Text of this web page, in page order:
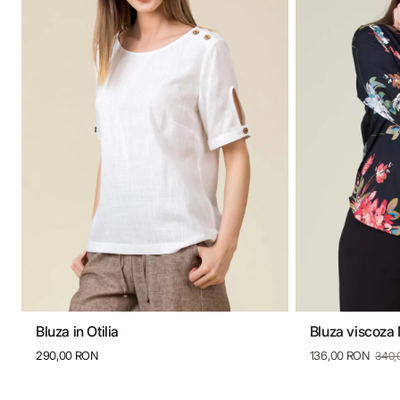
36 38
Bluza in Otilia
290,00 RON
36 38
Bluza viscoza
136,00 RON